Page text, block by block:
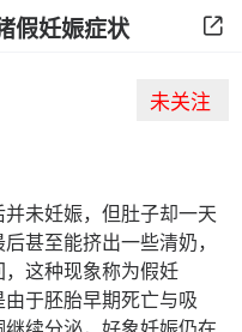
假妊娠症状
未关注
妊娠，但肚子却一天
甚至能挤出一些清奶，
这种现象称为假妊
于胚胎早期死亡与吸